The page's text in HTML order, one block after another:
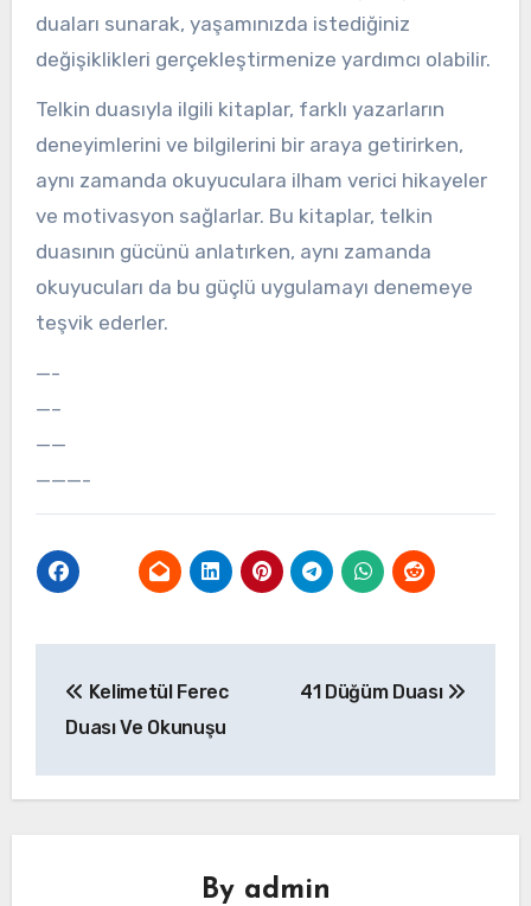
duaları sunarak, yaşamınızda istediğiniz
değişiklikleri gerçekleştirmenize yardımcı olabilir.
Telkin duasıyla ilgili kitaplar, farklı yazarların
deneyimlerini ve bilgilerini bir araya getirirken,
aynı zamanda okuyuculara ilham verici hikayeler
ve motivasyon sağlarlar. Bu kitaplar, telkin
duasının gücünü anlatırken, aynı zamanda
okuyucuları da bu güçlü uygulamayı denemeye
teşvik ederler.
—-
—–
——
———-
gezinmesi
Kelimetül Ferec
Duası Ve Okunuşu
41 Düğüm Duası
By admin